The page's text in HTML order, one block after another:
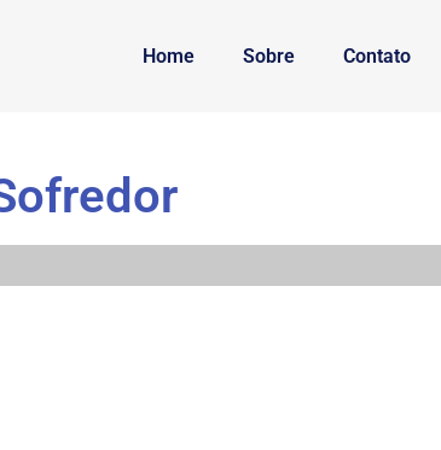
Home Sobre Contato